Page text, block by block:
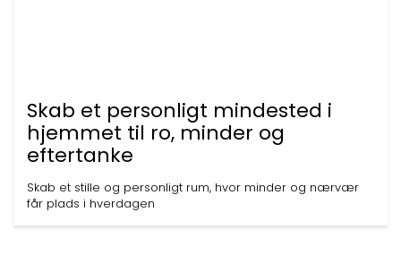
Skab et personligt mindested i
hjemmet til ro, minder og
eftertanke
Skab et stille og personligt rum, hvor minder og nærvær
får plads i hverdagen